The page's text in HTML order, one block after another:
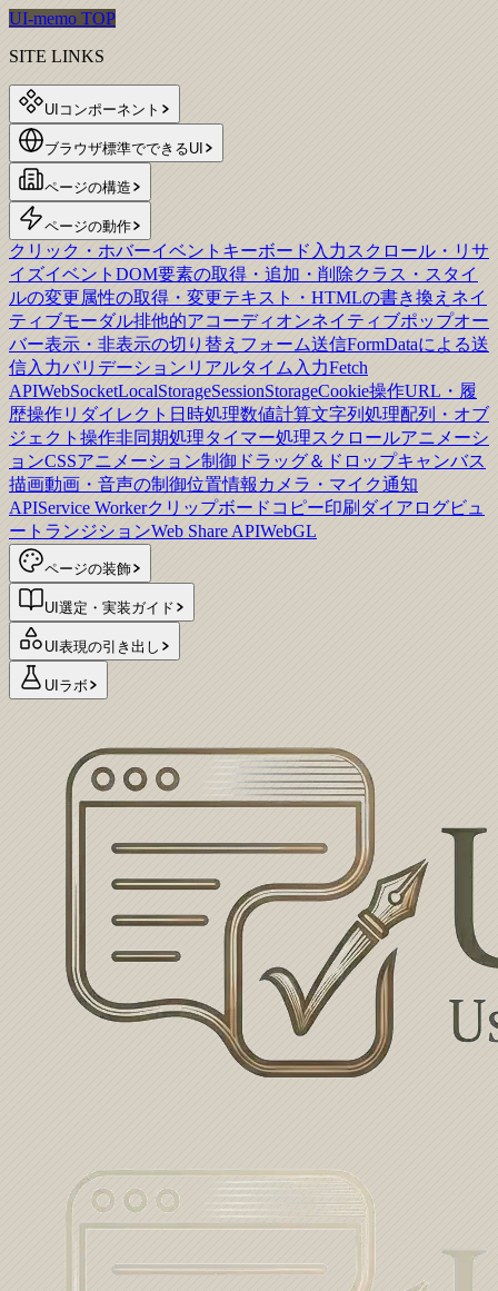
UI-memo TOP
SITE LINKS
UIコンポーネント
ブラウザ標準でできるUI
ページの構造
ページの動作
クリック・ホバーイベント キーボード入力 スクロール・リサ
イズイベント DOM要素の取得・追加・削除クラス・スタイ
ルの変更属性の取得・変更テキスト・HTMLの書き換え ネイ
ティブモーダル排他的アコーディオンネイティブポップオー
バー表示・非表示の切り替え フォーム送信FormDataによる送
信入力バリデーション リアルタイム入力Fetch
APIWebSocketLocalStorageSessionStorageCookie操作URL・履
歴操作リダイレクト 日時処理数値計算文字列処理配列・オブ
ジェクト操作非同期処理タイマー処理スクロールアニメーシ
ョンCSSアニメーション制御 ドラッグ＆ドロップキャンバス
描画動画・音声の制御位置情報 カメラ・マイク通知
APIService Workerクリップボードコピー印刷ダイアログビュ
ートランジションWeb Share APIWebGL
ページの装飾
UI選定・実装ガイド
UI表現の引き出し
UIラボ